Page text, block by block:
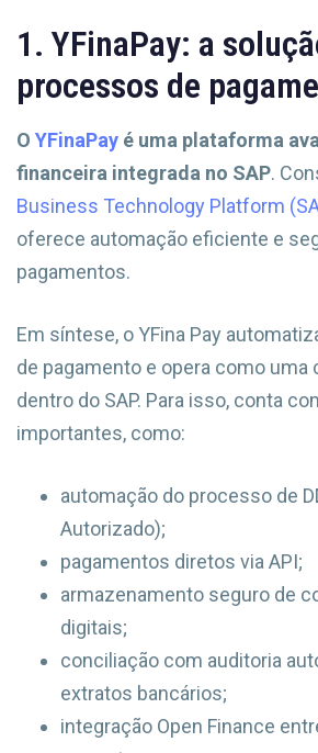
1. YFinaPay: a
processos de
O YFinaPay é uma plataforma
financeira integrada no SAP.
Business Technology Platform
oferece automação eficiente e
pagamentos.
Em síntese, o YFina Pay
de pagamento e opera como uma
dentro do SAP. Para isso, conta
importantes, como:
automação do processo de
Autorizado);
pagamentos diretos via API;
armazenamento seguro de
digitais;
conciliação com auditoria
extratos bancários;
integração Open Finance